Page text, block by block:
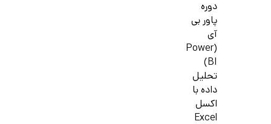
دوره
پاور بی
آی
(Power
BI)
تحلیل
داده با
اکسل
Excel